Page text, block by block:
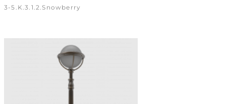
3-5.K.3.1.2.snowberry